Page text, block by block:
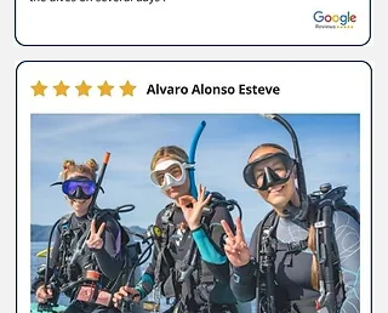
zien!Dus welke maand je ook kiest om te
duiken, snorkelen of te trainen, we
zorgen ervoor dat we samen
onvergetelijke onderwateravonturen
beleven.